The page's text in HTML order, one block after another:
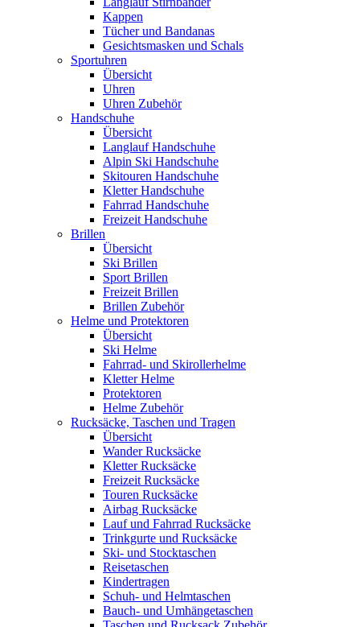
Kappen
Tücher und Bandanas
Gesichtsmasken und Schals
Sportuhren
Übersicht
Uhren
Uhren Zubehör
Handschuhe
Übersicht
Langlauf Handschuhe
Alpin Ski Handschuhe
Skitouren Handschuhe
Kletter Handschuhe
Fahrrad Handschuhe
Freizeit Handschuhe
Brillen
Übersicht
Ski Brillen
Sport Brillen
Freizeit Brillen
Brillen Zubehör
Helme und Protektoren
Übersicht
Ski Helme
Fahrrad- und Skirollerhelme
Kletter Helme
Protektoren
Helme Zubehör
Rucksäcke, Taschen und Tragen
Übersicht
Wander Rucksäcke
Kletter Rucksäcke
Freizeit Rucksäcke
Touren Rucksäcke
Airbag Rucksäcke
Lauf und Fahrrad Rucksäcke
Trinkgurte und Rucksäcke
Ski- und Stocktaschen
Reisetaschen
Kindertragen
Schuh- und Helmtaschen
Bauch- und Umhängetaschen